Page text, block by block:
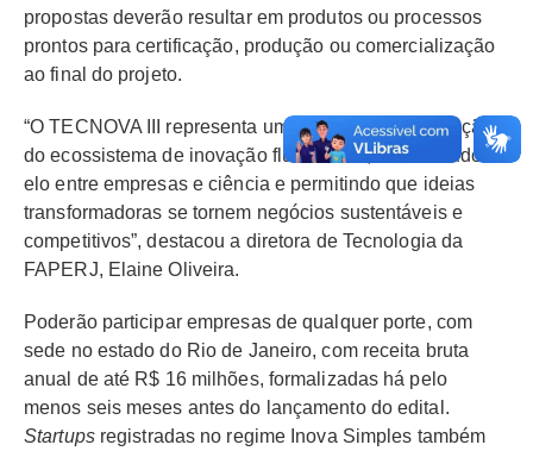
propostas deverão resultar em produtos ou processos
prontos para certificação, produção ou comercialização
ao final do projeto.
“O TECNOVA III representa um marco na consolidação
do ecossistema de inovação fluminense, fortalecendo o
elo entre empresas e ciência e permitindo que ideias
transformadoras se tornem negócios sustentáveis e
competitivos”, destacou a diretora de Tecnologia da
FAPERJ, Elaine Oliveira.
Poderão participar empresas de qualquer porte, com
sede no estado do Rio de Janeiro, com receita bruta
anual de até R$ 16 milhões, formalizadas há pelo
menos seis meses antes do lançamento do edital.
Startupsregistradas no regime Inova Simples também